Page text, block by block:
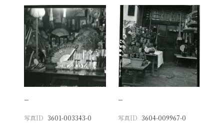
−
写真ID 3601-003343-0
−
写真ID 3604-009967-0